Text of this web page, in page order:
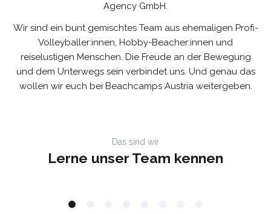
Agency GmbH.
Wir sind ein bunt gemischtes Team aus ehemaligen Profi-
Volleyballer:innen, Hobby-Beacher:innen und
reiselustigen Menschen. Die Freude an der Bewegung
und dem Unterwegs sein verbindet uns. Und genau das
wollen wir euch bei Beachcamps Austria weitergeben.
Das sind wir
Lerne unser Team kennen
DUBISTDERSPORT